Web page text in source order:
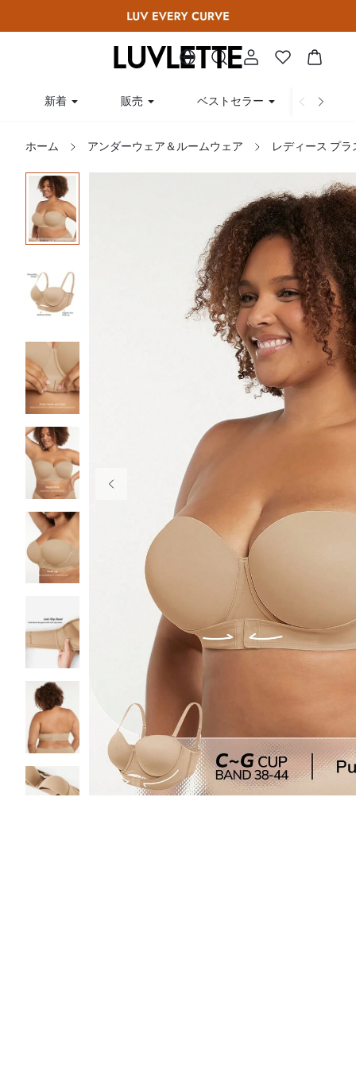
新着 販売 ベストセラー 曲線
ホーム アンダーウェア＆ルームウェア レディース プ